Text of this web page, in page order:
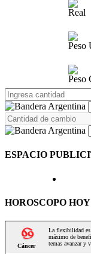
Real
Peso
Peso
ESPACIO
HOROSCOPO HOY